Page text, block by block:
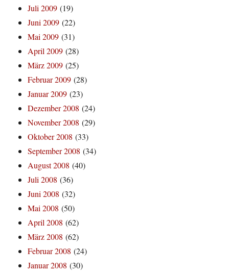
Juli 2009 (19)
Juni 2009 (22)
Mai 2009 (31)
April 2009 (28)
März 2009 (25)
Februar 2009 (28)
Januar 2009 (23)
Dezember 2008 (24)
November 2008 (29)
Oktober 2008 (33)
September 2008 (34)
August 2008 (40)
Juli 2008 (36)
Juni 2008 (32)
Mai 2008 (50)
April 2008 (62)
März 2008 (62)
Februar 2008 (24)
Januar 2008 (30)